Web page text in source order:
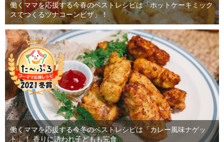
働くママを応援する今春のベストレシピは「ホットケーキミック
スでつくるツナコーンピザ」！
働くママを応援する今冬のベストレシピは「カレー風味ナゲッ
ト」！ 香りに誘われ子どもも完食